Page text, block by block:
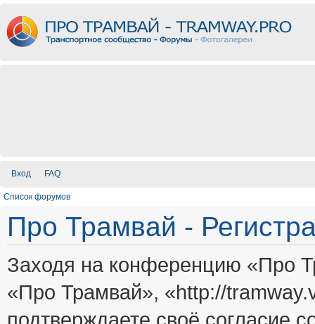
Вход FAQ
Список форумов
Про Трамвай -
Заходя на конференцию «Про
«Про Трамвай», «http://